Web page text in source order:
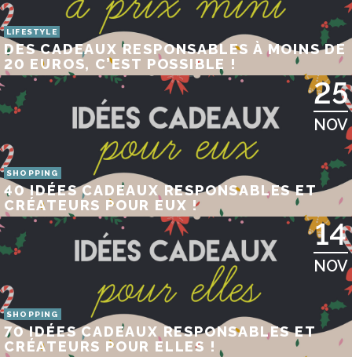
LIFESTYLE
DES CADEAUX RESPONSABLES À MOINS DE
20 EUROS, C’EST POSSIBLE !
25
NOV
SHOPPING
40 IDÉES CADEAUX RESPONSABLES ET
CRÉATEURS POUR EUX !
14
NOV
SHOPPING
70 IDÉES CADEAUX RESPONSABLES ET
CRÉATEURS POUR ELLES !